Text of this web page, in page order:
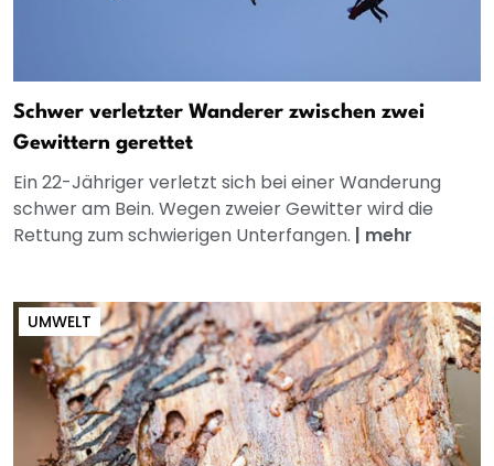
Schwer verletzter Wanderer zwischen zwei
Gewittern gerettet
Ein 22-Jähriger verletzt sich bei einer Wanderung
schwer am Bein. Wegen zweier Gewitter wird die
Rettung zum schwierigen Unterfangen. | mehr
UMWELT